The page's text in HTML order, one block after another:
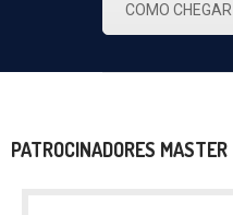
COMO CHEGAR
PATROCINADORES MASTER